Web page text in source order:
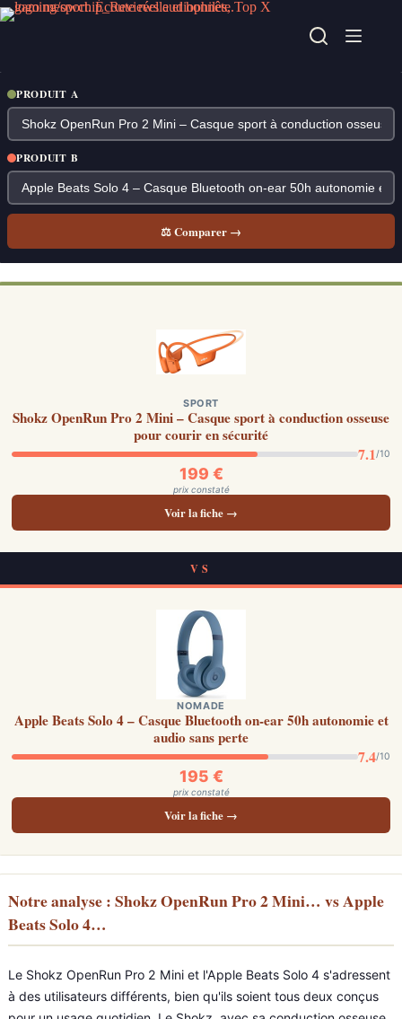
Passer
au
PRODUIT A
PRODUIT B
⚖ Comparer →
SPORT
Shokz OpenRun Pro 2 Mini – Casque sport à conduction osseuse
pour courir en sécurité
7.1/10
199 €
prix constaté
Voir la fiche →
VS
NOMADE
Apple Beats Solo 4 – Casque Bluetooth on-ear 50h autonomie et
audio sans perte
7.4/10
195 €
prix constaté
Voir la fiche →
Notre analyse : Shokz OpenRun Pro 2 Mini… vs Apple
Beats Solo 4…
Le Shokz OpenRun Pro 2 Mini et l'Apple Beats Solo 4 s'adressent
à des utilisateurs différents, bien qu'ils soient tous deux conçus